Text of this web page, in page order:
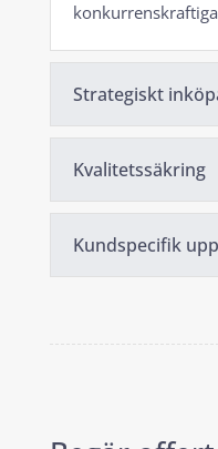
Strategiskt
Kvalitetssäkring
Kundspecifik